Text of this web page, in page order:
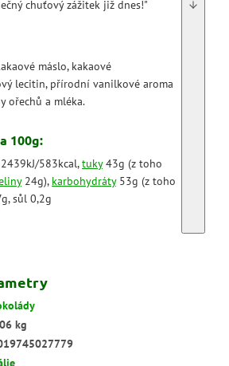
chuťový zážitek již dnes!"
máslo, kakaové
lecitin, přírodní vanilkové aroma
ořechů a mléka.
100g:
2439kJ/583kcal,tuky43g (z toho
24g), karbohydráty53g (z toho
sůl 0,2g
kg